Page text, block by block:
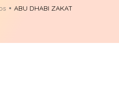
ABU DHABI ZAKAT